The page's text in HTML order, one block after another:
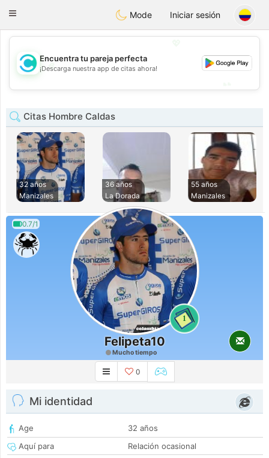
olombiaCitas
Toggle
Mode Iniciar sesión
💖
💕
Encuentra tu pareja perfecta
¡Descarga nuestra app de citas ahora!
Citas Hombre Caldas
32 años
Manizales
36 años
La Dorada
55 años
Manizales
0.7/1
1
Felipeta10
Mucho tiempo
0
Mi identidad
Age
32 años
Aquí para
Relación ocasional